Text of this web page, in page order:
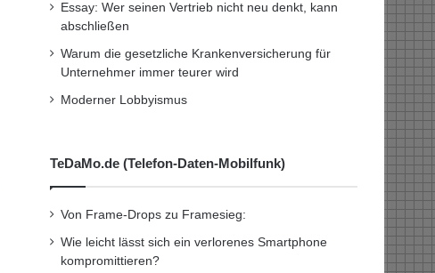
Essay: Wer seinen Vertrieb nicht neu denkt, kann
abschließen
Warum die gesetzliche Krankenversicherung für
Unternehmer immer teurer wird
Moderner Lobbyismus
TeDaMo.de (Telefon-Daten-Mobilfunk)
Von Frame-Drops zu Framesieg:
Wie leicht lässt sich ein verlorenes Smartphone
kompromittieren?